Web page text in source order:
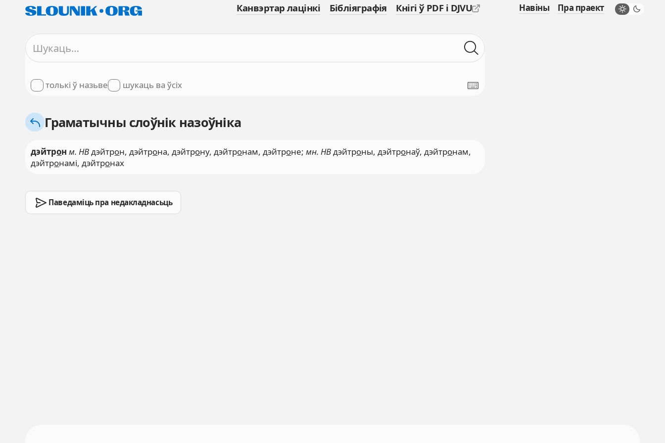
Канвэртар лацінкі Бібліяграфія Кнігі ў PDF і DJVU Навіны Пра праект
толькі ў назьве шукаць ва ўсіх
Граматычны слоўнік назоўніка
дэйтрон м. НВдэйтрон, дэйтрона, дэйтрону, дэйтронам, дэйтроне;мн. НВдэйтроны, дэйтронаў, дэйтронам,
дэйтронамі, дэйтронах
Паведаміць пра недакладнасьць